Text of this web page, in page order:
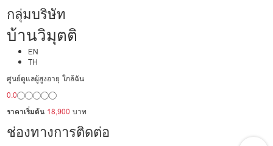
กลุ่มบริษัท
บ้านวิมุตติ
EN
TH
ศูนย์ดูแลผู้สูงอายุ ใกล้ฉัน
0.0
ราคาเริ่มต้น 18,900 บาท
ช่องทางการติดต่อ